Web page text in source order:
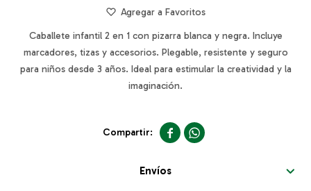
Caballete infantil 2 en 1 con pizarra blanca y negra. Incluye
marcadores, tizas y accesorios. Plegable, resistente y seguro
para niños desde 3 años. Ideal para estimular la creatividad y la
imaginación.
 
Envíos